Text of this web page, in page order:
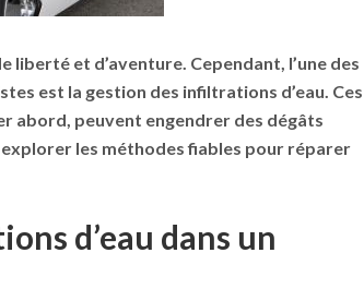
liberté et d’aventure. Cependant, l’une des
est la gestion des infiltrations d’eau. Ces
abord, peuvent engendrer des dégâts
les méthodes fiables pour réparer
d’eau dans un